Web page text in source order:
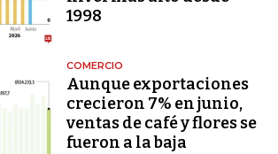
1998
COMERCIO
Aunque exportaciones
crecieron 7% en junio,
ventas de café y flores se
fueron a la baja